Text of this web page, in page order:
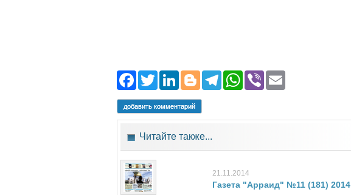
Facebook
Twitter
LinkedIn
Blogger
Telegram
WhatsApp
Viber
добавить комментарий
Читайте также...
21.11.2014
Газета "Арраид" №11 (181) 2014